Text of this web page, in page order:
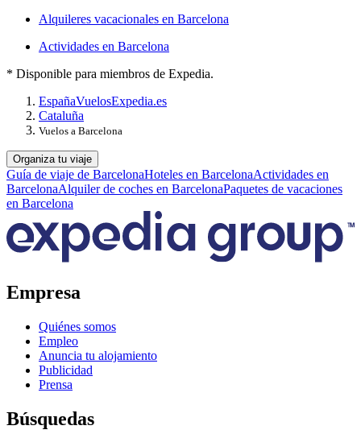
Alquileres vacacionales en Barcelona
Actividades en Barcelona
* Disponible para miembros de Expedia.
EspañaVuelosExpedia.es
Cataluña
Vuelos a Barcelona
Organiza tu viaje
Guía de viaje de BarcelonaHoteles en BarcelonaActividades en
BarcelonaAlquiler de coches en BarcelonaPaquetes de vacaciones
en Barcelona
Empresa
Quiénes somos
Empleo
Anuncia tu alojamiento
Publicidad
Prensa
Búsquedas